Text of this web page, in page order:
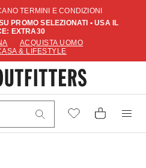
TERMINI E CONDIZIONI
PROMO SELEZIONATI • USA IL
EXTRA30
ACQUISTA UOMO
& LIFESTYLE